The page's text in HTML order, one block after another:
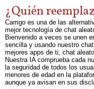
¿Quién
Camgo es una de las
mejor tecnología de chat
Bienvenido a veces se unen
sencilla y usando nuestro
mejores apps de ti, chat
Nuestra IA comprueba cada
la seguridad de todos los
menores de edad en la
aunque ya avisan en sus